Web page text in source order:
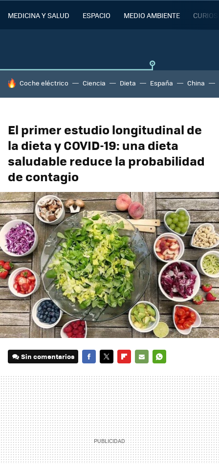
MEDICINA Y SALUD ESPACIO MEDIO AMBIENTE
HOY SE HABLA DE
Coche eléctrico Ciencia Dieta España China
El primer estudio longitudinal de
la dieta y COVID-19: una dieta
saludable reduce la probabilidad
de contagio
Sin comentarios
MAIL